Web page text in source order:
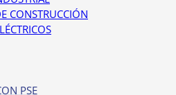
CONSTRUCCIÓN
PSE